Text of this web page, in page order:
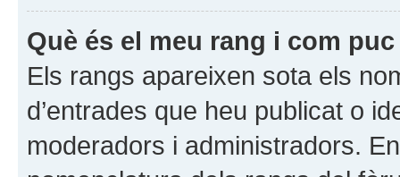
Què és el meu rang i com
Els rangs apareixen sota els
d’entrades que heu publicat o
moderadors i administradors.